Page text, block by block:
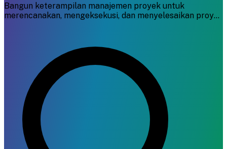
Bangun keterampilan manajemen proyek untuk
merencanakan, mengeksekusi, dan menyelesaikan proyek